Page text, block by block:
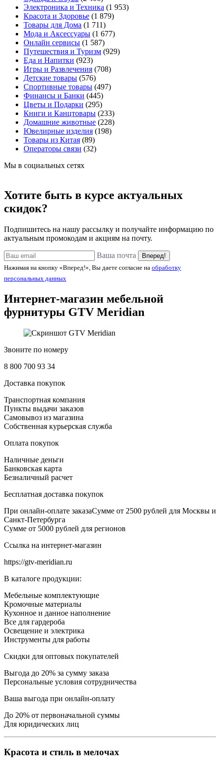
Электроника и Техника (1 953)
Красота и Здоровье (1 879)
Товары для Дома (1 711)
Мода и Аксессуары (1 677)
Онлайн сервисы (1 587)
Путешествия и Туризм (929)
Еда и Напитки (923)
Игры и Развлечения (708)
Детские товары (576)
Спортивные товары (497)
Финансы и Банки (445)
Цветы и Подарки (295)
Книги и Канцтовары (233)
Домашние животные (228)
Ювелирные изделия (198)
Товары из Китая (89)
Операторы связи (32)
Мы в социальных сетях
Хотите быть в курсе актуальных
скидок?
Подпишитесь на нашу рассылку и получайте информацию по
актуальным промокодам и акциям на почту.
Ваша почта
Вперед!
Нажимая на кнопку «Вперед!», Вы даете согласие на обработку
персональных данных
Интернет-магазин мебельной
фурнитуры GTV Meridian
Звоните по номеру
8 800 700 93 34
Доставка покупок
Транспортная компания
Пункты выдачи заказов
Самовывоз из магазина
Собственная курьерская служба
Оплата покупок
Наличные деньги
Банковская карта
Безналичный расчет
Бесплатная доставка покупок
При онлайн-оплате заказаСумме от 2500 рублей для Москвы и
Санкт-Петербурга
Сумме от 5000 рублей для регионов
Ссылка на интернет-магазин
https://gtv-meridian.ru
В каталоге продукции:
Мебельные комплектующие
Кромочные материалы
Кухонное и данное наполнение
Все для гардероба
Освещение и электрика
Инструменты для работы
Скидки для оптовых покупателей
Выгода до 20% за сумму заказа
Персональные условия сотрудничества
Ваша выгода при онлайн-оплату
До 20% от первоначальной суммы
Для юридических лиц
Красота и стиль в мелочах